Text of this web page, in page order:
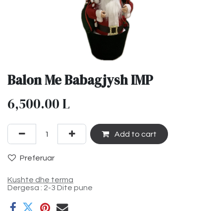
Balon Me Babagjysh IMP
6,500.00L
Add to cart
Preferuar
Kushte dhe terma
Dergesa : 2-3 Dite pune